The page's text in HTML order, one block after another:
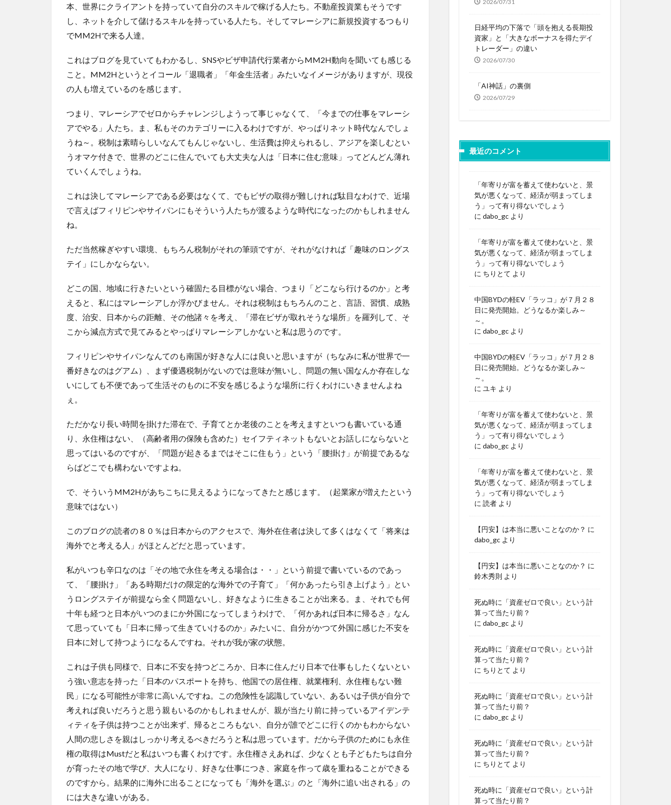
本、世界にクライアントを持っていて自分のスキルで稼げる人たち。不動産投資業もそうです
し、ネットを介して儲けるスキルを持っている人たち。そしてマレーシアに新規投資するつもり
でMM2Hで来る人達。
これはブログを見ていてもわかるし、SNSやビザ申請代行業者からMM2H動向を聞いても感じる
こと。MM2Hというとイコール「退職者」「年金生活者」みたいなイメージがありますが、現役
の人も増えているのを感じます。
つまり、マレーシアでゼロからチャレンジしようって事じゃなくて、「今までの仕事をマレーシ
アでやる」人たち。ま、私もそのカテゴリーに入るわけですが、やっぱりネット時代なんでしょ
うね～。税制は素晴らしいなんてもんじゃないし、生活費は抑えられるし、アジアを楽しむとい
うオマケ付きで、世界のどこに住んでいても大丈夫な人は「日本に住む意味」ってどんどん薄れ
ていくんでしょうね。
これは決してマレーシアである必要はなくて、でもビザの取得が難しければ駄目なわけで、近場
で言えばフィリピンやサイパンにもそういう人たちが渡るような時代になったのかもしれません
ね。
ただ当然稼ぎやすい環境、もちろん税制がそれの筆頭ですが、それがなければ「趣味のロングス
テイ」にしかならない。
どこの国、地域に行きたいという確固たる目標がない場合、つまり「どこなら行けるのか」と考
えると、私にはマレーシアしか浮かびません。それは税制はもちろんのこと、言語、習慣、成熟
度、治安、日本からの距離、その他諸々を考え、「滞在ビザが取れそうな場所」を羅列して、そ
こから減点方式で見てみるとやっぱりマレーシアしかないと私は思うのです。
フィリピンやサイパンなんてのも南国が好きな人には良いと思いますが（ちなみに私が世界で一
番好きなのはグアム）、まず優遇税制がないのでは意味が無いし、問題の無い国なんか存在しな
いにしても不便であって生活そのものに不安を感じるような場所に行くわけにいきませんよね
ぇ。
ただかなり長い時間を掛けた滞在で、子育てとか老後のことを考えますといつも書いている通
り、永住権はない、（高齢者用の保険も含めた）セイフティネットもないとお話しにならないと
思ってはいるのですが、「問題が起きるまではそこに住もう」という「腰掛け」が前提であるな
らばどこでも構わないですよね。
で、そういうMM2Hがあちこちに見えるようになってきたと感じます。（起業家が増えたという
意味ではない）
このブログの読者の８０％は日本からのアクセスで、海外在住者は決して多くはなくて「将来は
海外でと考える人」がほとんどだと思っています。
私がいつも辛口なのは「その地で永住を考える場合は・・」という前提で書いているのであっ
て、「腰掛け」「ある時期だけの限定的な海外での子育て」「何かあったら引き上げよう」とい
うロングステイが前提なら全く問題ないし、好きなように生きることが出来る。ま、それでも何
十年も経つと日本がいつのまにか外国になってしまうわけで、「何かあれば日本に帰るさ」なん
て思っていても「日本に帰って生きていけるのか」みたいに、自分がかつて外国に感じた不安を
日本に対して持つようになるんですね。それが我が家の状態。
これは子供も同様で、日本に不安を持つどころか、日本に住んだり日本で仕事もしたくないとい
う強い意志を持った「日本のパスポートを持ち、他国での居住権、就業権利、永住権もない難
民」になる可能性が非常に高いんですね。この危険性を認識していない、あるいは子供が自分で
考えれば良いだろうと思う親もいるのかもしれませんが、親が当たり前に持っているアイデンテ
ィティを子供は持つことが出来ず、帰るところもない、自分が誰でどこに行くのかもわからない
人間の悲しさを親はしっかり考えるべきだろうと私は思っています。だから子供のためにも永住
権の取得はMustだと私はいつも書くわけです。永住権さえあれば、少なくとも子どもたちは自分
が育ったその地で学び、大人になり、好きな仕事につき、家庭を作って歳を重ねることができる
のですから。結果的に海外に出ることになっても「海外を選ぶ」のと「海外に追い出される」の
には大きな違いがある。
2026/07/31
日経平均の下落で「頭を抱える長期投
資家」と「大きなボーナスを得たデイ
トレーダー」の違い
2026/07/30
「AI神話」の裏側
2026/07/29
最近のコメント
「年寄りが富を蓄えて使わないと、景
気が悪くなって、経済が弱まってしま
う」って有り得ないでしょう
に dabo_gc より
「年寄りが富を蓄えて使わないと、景
気が悪くなって、経済が弱まってしま
う」って有り得ないでしょう
に ちりとて より
中国BYDの軽EV「ラッコ」が７月２８
日に発売開始。どうなるか楽しみ～
～。
に dabo_gc より
中国BYDの軽EV「ラッコ」が７月２８
日に発売開始。どうなるか楽しみ～
～。
に ユキ より
「年寄りが富を蓄えて使わないと、景
気が悪くなって、経済が弱まってしま
う」って有り得ないでしょう
に dabo_gc より
「年寄りが富を蓄えて使わないと、景
気が悪くなって、経済が弱まってしま
う」って有り得ないでしょう
に 読者 より
【円安】は本当に悪いことなのか？ に
dabo_gc より
【円安】は本当に悪いことなのか？ に
鈴木秀則 より
死ぬ時に「資産ゼロで良い」という計
算って当たり前？
に dabo_gc より
死ぬ時に「資産ゼロで良い」という計
算って当たり前？
に ちりとて より
死ぬ時に「資産ゼロで良い」という計
算って当たり前？
に dabo_gc より
死ぬ時に「資産ゼロで良い」という計
算って当たり前？
に ちりとて より
死ぬ時に「資産ゼロで良い」という計
算って当たり前？